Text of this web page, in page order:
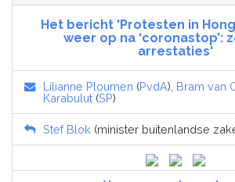
Het bericht 'Protesten in
weer op na ‘coronastop’:
arrestaties'
Lilianne Ploumen (PvdA), Bram van
Karabulut (SP)
Stef Blok (minister buitenlandse